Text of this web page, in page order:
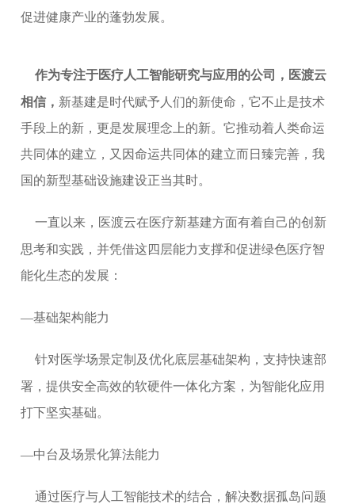
促进健康产业的蓬勃发展。
作为专注于医疗人工智能研究与应用 的公司，医渡云
相信， 新基建是时代赋予人们的新使命，它不止是技术
手段上的新，更是发展理念上的新。它推动着人类命运
共同体的建立，又因命运共同体的建立而日臻完善，我
国的新型基础设施建设正当其时。
一直以来，医渡云在医疗新基建方面有着自己的创新
思考和实践，并凭借这四层能力支撑和促进绿色医疗智
能化生态的发展：
—基础架构能力
针对医学场景定制及优化底层基础架构，支持快速部
署，提供安全高效的软硬件一体化方案，为智能化应用
打下坚实基础。
—中台及场景化算法能力
通过医疗与人工智能技术的结合，解决数据孤岛问题